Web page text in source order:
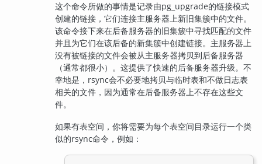
这个命令所做的事情是记录由pg_upgrade的链接模式
创建的链接，它们连接主服务器上新旧集簇中的文件。
该命令接下来在后备服务器的旧集簇中寻找匹配的文件
并且为它们在该后备的新集簇中创建链接。主服务器上
没有被链接的文件会被从主服务器拷贝到后备服务器
（通常都很小）。这提供了快速的后备服务器升级。不
幸地是， rsync会不必要地拷贝与临时表和不做日志表
相关的文件，因为通常在后备服务器上不存在这些文
件。
如果有表空间，你将需要为每个表空间目录运行一个类
似的rsync命令，例如：